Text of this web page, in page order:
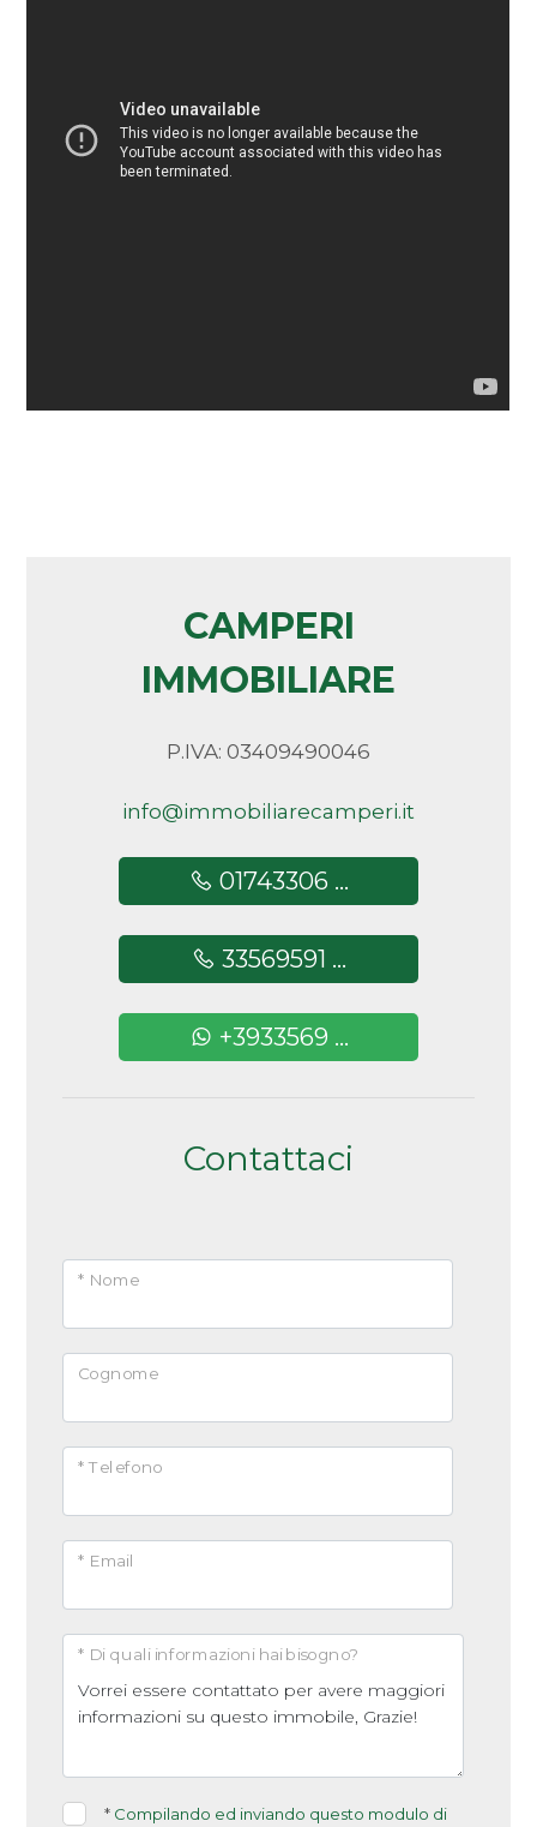
CAMPERI
IMMOBILIARE
P.IVA: 03409490046
info@immobiliarecamperi.it
01743306 ...
33569591 ...
+3933569 ...
Contattaci
* Nome
Cognome
* Telefono
* Email
* Di quali informazioni hai bisogno?
* Compilando ed inviando questo modulo di